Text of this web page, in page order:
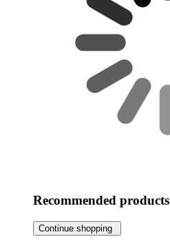
Recommended products
Continue shopping